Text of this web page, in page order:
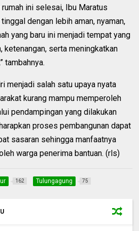
ini selesai, Ibu Maratus
dengan lebih aman, nyaman,
yang baru ini menjadi tempat yang
ketenangan, serta meningkatkan
tambahnya.
menjadi salah satu upaya nyata
kurang mampu memperoleh
pendampingan yang dilakukan
proses pembangunan dapat
sasaran sehingga manfaatnya
warga penerima bantuan. (rls)
162 Tulungagung 75